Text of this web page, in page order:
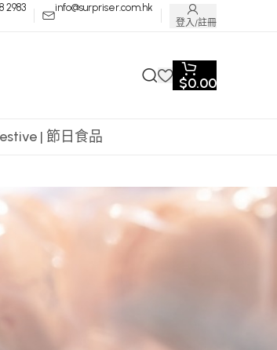
2983 info@surpriser.com.hk
登入/註冊
$0.00
| 節日食品